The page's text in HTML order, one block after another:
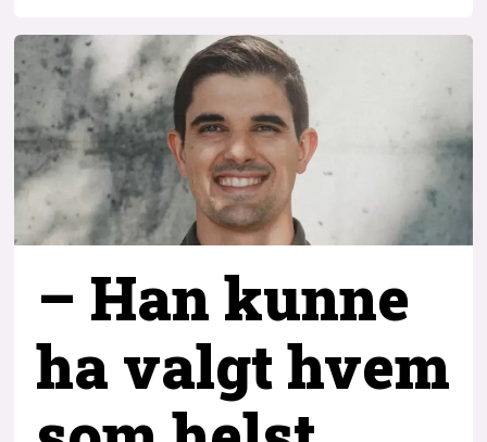
– Han kunne
ha valgt hvem